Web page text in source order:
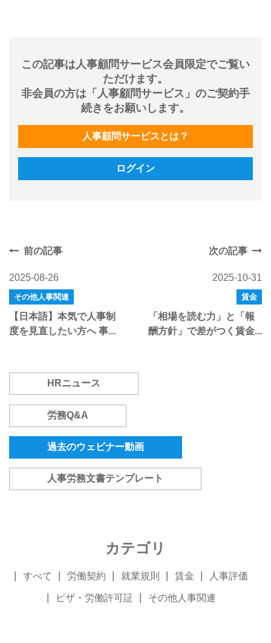
この記事は人事顧問サービス会員限定でご覧い
ただけます。
非会員の方は「人事顧問サービス」のご契約手
続きをお願いします。
人事顧問サービスとは？
ログイン
前の記事
2025-08-26
その他人事関連
【日本語】本気で人事制
度を見直したい方へ 事...
次の記事
2025-10-31
賃金
「相場を読む力」と「報
酬方針」で差がつく賃金...
HRニュース
労務Q&A
過去のウェビナー動画
人事労務文書テンプレート
カテゴリ
すべて 労働契約 就業規則 賃金 人事評価
ビザ・労働許可証 その他人事関連